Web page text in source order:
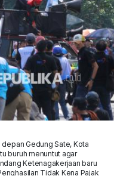
Gedung Sate, Kota
buruh menuntut agar
Ketenagakerjaan baru
Tidak Kena Pajak